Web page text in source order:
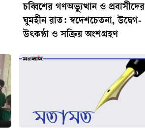
চব্বিশের গণঅভ্যুত্থান ও প্রবাসীদের
ঘুমহীন রাত: স্বদেশচেতনা, উদ্বেগ-
উৎকণ্ঠা ও সক্রিয় অংশগ্রহণ